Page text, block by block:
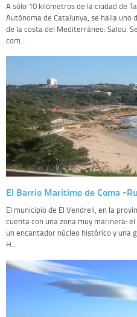
A sólo 10 kilómetros de la ciudad de
Autónoma de Catalunya, se halla uno
de la costa del Mediterráneo: Salou.
com...
El Barrio Maritimo de Coma -
El municipio de El Vendrell, en la
cuenta con una zona muy marinera:
un encantador núcleo histórico y una
H...